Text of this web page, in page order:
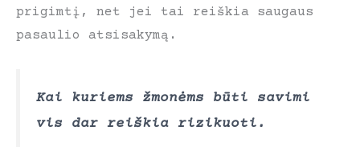
prigimtį, net jei tai reiškia saugaus
pasaulio atsisakymą.
Kai kuriems žmonėms būti savimi
vis dar reiškia rizikuoti.